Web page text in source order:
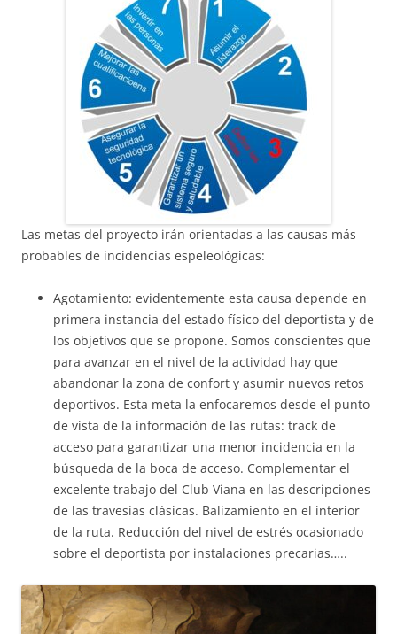
Las metas del proyecto irán orientadas a las causas más
probables de incidencias espeleológicas:
Agotamiento: evidentemente esta causa depende en
primera instancia del estado físico del deportista y de
los objetivos que se propone. Somos conscientes que
para avanzar en el nivel de la actividad hay que
abandonar la zona de confort y asumir nuevos retos
deportivos. Esta meta la enfocaremos desde el punto
de vista de la información de las rutas: track de
acceso para garantizar una menor incidencia en la
búsqueda de la boca de acceso. Complementar el
excelente trabajo del Club Viana en las descripciones
de las travesías clásicas. Balizamiento en el interior
de la ruta. Reducción del nivel de estrés ocasionado
sobre el deportista por instalaciones precarias…..